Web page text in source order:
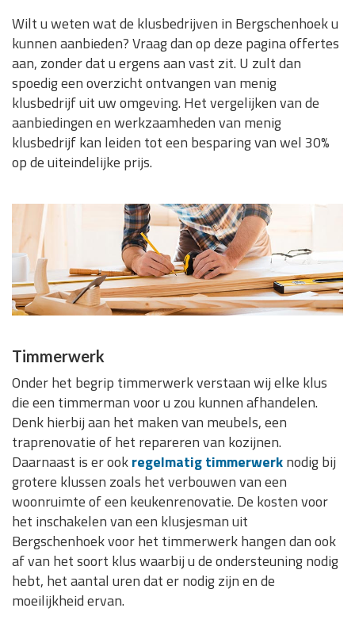
Wilt u weten wat de klusbedrijven in Bergschenhoek u
kunnen aanbieden? Vraag dan op deze pagina offertes
aan, zonder dat u ergens aan vast zit. U zult dan
spoedig een overzicht ontvangen van menig
klusbedrijf uit uw omgeving. Het vergelijken van de
aanbiedingen en werkzaamheden van menig
klusbedrijf kan leiden tot een besparing van wel 30%
op de uiteindelijke prijs.
Timmerwerk
Onder het begrip timmerwerk verstaan wij elke klus
die een timmerman voor u zou kunnen afhandelen.
Denk hierbij aan het maken van meubels, een
traprenovatie of het repareren van kozijnen.
Daarnaast is er ookregelmatig timmerwerknodig bij
grotere klussen zoals het verbouwen van een
woonruimte of een keukenrenovatie. De kosten voor
het inschakelen van een klusjesman uit
Bergschenhoek voor het timmerwerk hangen dan ook
af van het soort klus waarbij u de ondersteuning nodig
hebt, het aantal uren dat er nodig zijn en de
moeilijkheid ervan.